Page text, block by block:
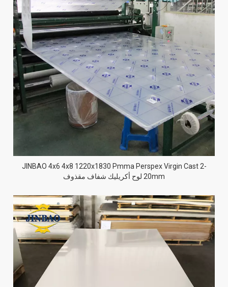
JINBAO 4x6 4x8 1220x1830 Pmma Perspex Virgin Cast 2-
20mm لوح أكريليك شفاف مقذوف